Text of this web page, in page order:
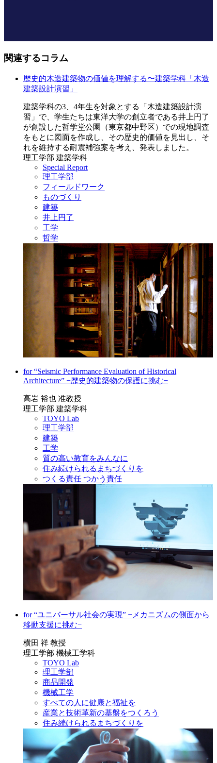
関連するコラム
歴史的木造建築物の価値を理解する〜建築学科「木造
建築設計演習」
建築学科の3、4年生を対象とする「木造建築設計演
習」で、学生たちは東洋大学の創立者である井上円了
が創設した哲学堂公園（東京都中野区）での現地調査
をもとに図面を作成し、その歴史的価値を見出し、そ
れを維持する耐震補強案を考え、発表しました。
理工学部 建築学科
Special Report
理工学部
フィールドワーク
ものづくり
建築
井上円了
工学
哲学
for “Seismic Performance Evaluation of Historical
Architecture” −歴史的建築物の保護に挑む−
高岩 裕也 准教授
理工学部 建築学科
TOYO Lab
理工学部
建築
工学
質の高い教育をみんなに
住み続けられるまちづくりを
つくる責任 つかう責任
for “ユニバーサル社会の実現” −メカニズムの側面から
移動支援に挑む−
横田 祥 教授
理工学部 機械工学科
TOYO Lab
理工学部
商品開発
機械工学
すべての人に健康と福祉を
産業と技術革新の基盤をつくろう
住み続けられるまちづくりを